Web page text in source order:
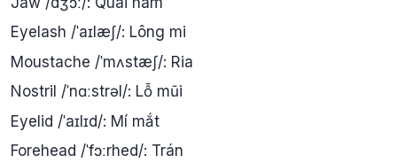
Eyelash /ˈaɪlæʃ/: Lông mi
Moustache /ˈmʌstæʃ/: Ria
Nostril /ˈnɑːstrəl/: Lỗ mũi
Eyelid /ˈaɪlɪd/: Mí mắt
Forehead /ˈfɔːrhed/: Trán